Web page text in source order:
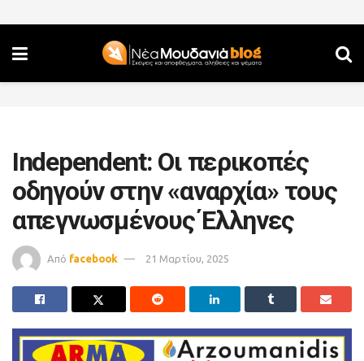
Independent: Οι περικοπές
οδηγούν στην «αναρχία» τους
απεγνωσμένους Έλληνες
Από facebook 21 Μαρτίου, 2025